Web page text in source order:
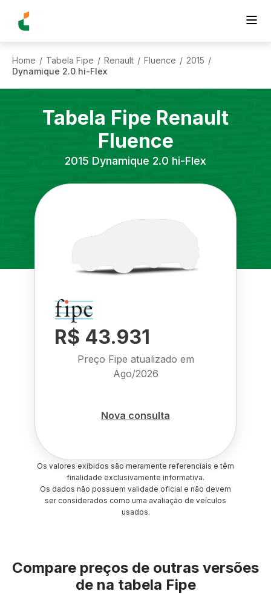
Home / Tabela Fipe / Renault / Fluence / 2015 /
Dynamique 2.0 hi-Flex
Tabela Fipe Renault
Fluence
2015 Dynamique 2.0 hi-Flex
R$ 43.931
Preço Fipe atualizado em
Ago/2026
Nova consulta
Os valores exibidos são meramente referenciais e têm
finalidade exclusivamente informativa.
Os dados não possuem validade oficial e não devem
ser considerados como uma avaliação de veículos
usados.
Compare preços de outras versões
de na tabela Fipe